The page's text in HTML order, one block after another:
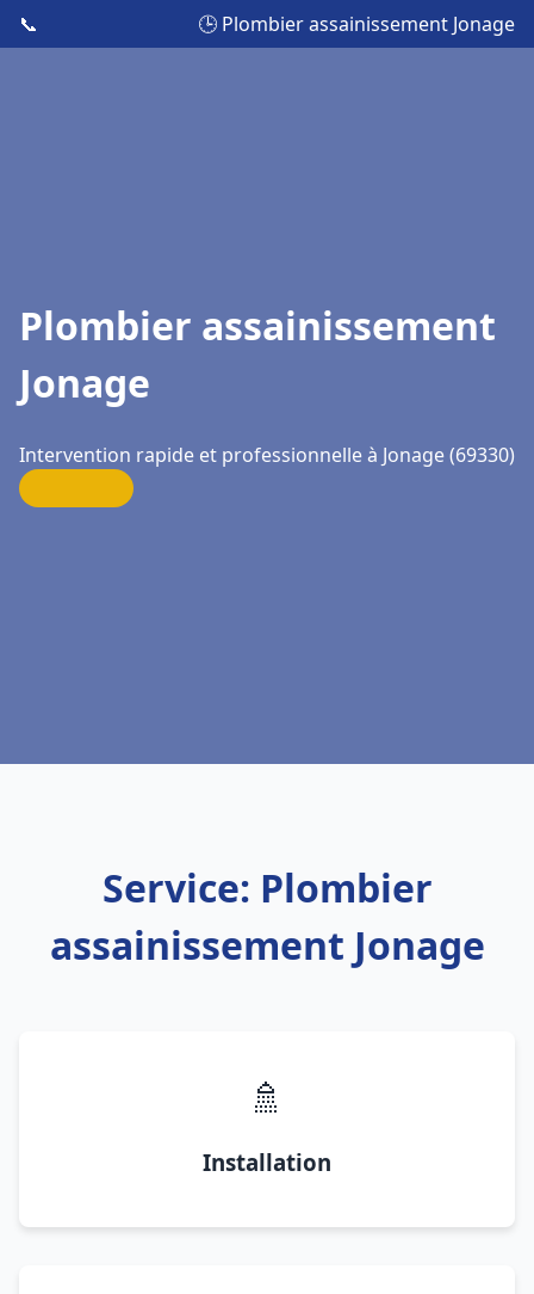
📞 🕒 Plombier assainissement Jonage
Plombier assainissement
Jonage
Intervention rapide et professionnelle à Jonage (69330)
Service: Plombier
assainissement Jonage
🚿
Installation